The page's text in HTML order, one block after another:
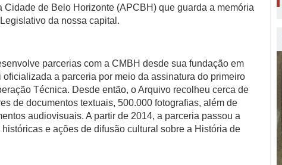
Cidade de Belo Horizonte (APCBH) que guarda a memória
da nossa capital.
parcerias com a CMBH desde sua fundação em
oficializada a parceria por meio da assinatura do primeiro
Técnica. Desde então, o Arquivo recolheu cerca de
de documentos textuais, 500.000 fotografias, além de
audiovisuais. A partir de 2014, a parceria passou a
e ações de difusão cultural sobre a História de